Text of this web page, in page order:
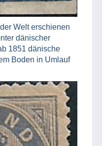
Welt erschienen
dänischer
1851 dänische
Boden in Umlauf